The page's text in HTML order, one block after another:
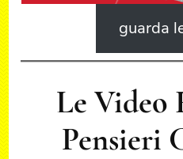
guarda
Le Video
Pensieri